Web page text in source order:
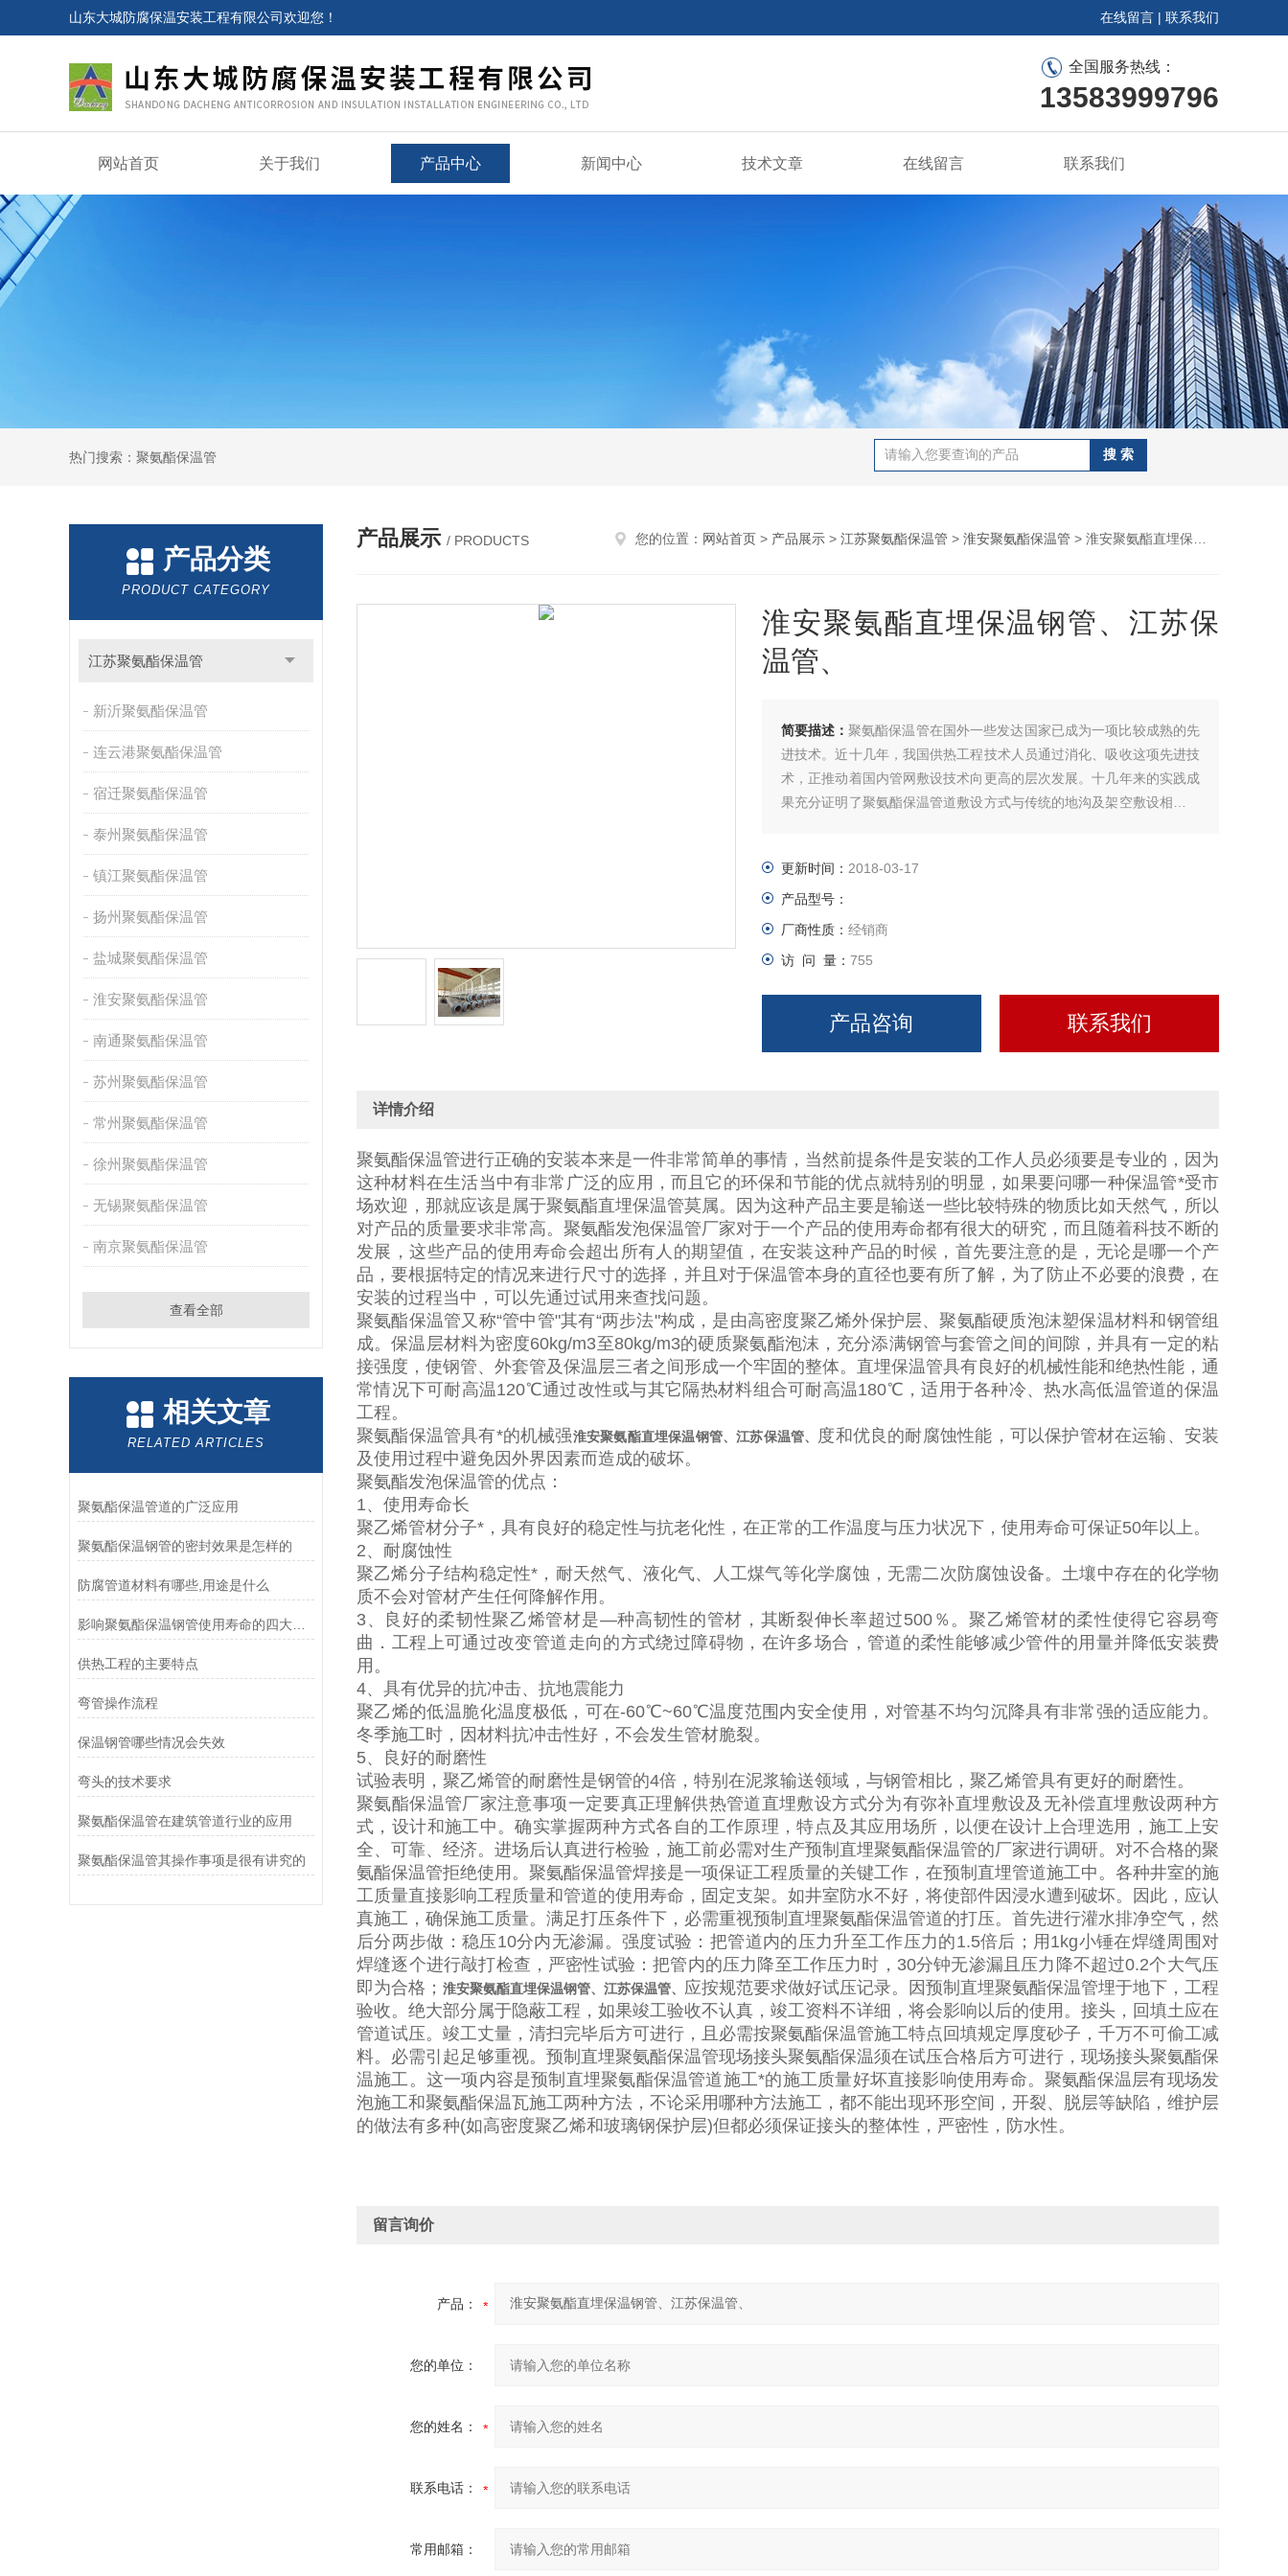
山东大城防腐保温安装工程有限公司欢迎您！ 在线留言 | 联系我们
全国服务热线：
13583999796
网站首页 关于我们 产品中心 新闻中心 技术文章 在线留言 联系我们
热门搜索：聚氨酯保温管
产品分类
PRODUCT CATEGORY
江苏聚氨酯保温管
新沂聚氨酯保温管
连云港聚氨酯保温管
宿迁聚氨酯保温管
泰州聚氨酯保温管
镇江聚氨酯保温管
扬州聚氨酯保温管
盐城聚氨酯保温管
淮安聚氨酯保温管
南通聚氨酯保温管
苏州聚氨酯保温管
常州聚氨酯保温管
徐州聚氨酯保温管
无锡聚氨酯保温管
南京聚氨酯保温管
查看全部
相关文章
RELATED ARTICLES
聚氨酯保温管道的广泛应用
聚氨酯保温钢管的密封效果是怎样的
防腐管道材料有哪些,用途是什么
供热工程的主要特点
弯管操作流程
保温钢管哪些情况会失效
弯头的技术要求
聚氨酯保温管在建筑管道行业的应用
聚氨酯保温管其操作事项是很有讲究的
产品展示 / PRODUCTS 您的位置： 网站首页 > 产品展示 > 江苏聚氨酯保温管 > 淮安聚氨酯保温管 > 淮安聚氨酯直埋保温钢管、江苏保温管、
淮安聚氨酯直埋保温钢管、江苏保
温管、
简要描述： 聚氨酯保温管在国外一些发达国家已成为一项比较成熟的先
进技术。近十几年，我国供热工程技术人员通过消化、吸收这项先进技
术，正推动着国内管网敷设技术向更高的层次发展。十几年来的实践成
果充分证明了聚氨酯保温管道敷设方式与传统的地沟及架空敷设相比，
更新时间： 2018-03-17
产品型号：
厂商性质： 经销商
访 问 量： 755
产品咨询 联系我们
详情介绍
聚氨酯保温管进行正确的安装本来是一件非常简单的事情，当然前提条件是安装的工作人员必须要是专业的，因为
这种材料在生活当中有非常广泛的应用，而且它的环保和节能的优点就特别的明显，如果要问哪一种保温管*受市
场欢迎，那就应该是属于聚氨酯直埋保温管莫属。因为这种产品主要是输送一些比较特殊的物质比如天然气，所以
对产品的质量要求非常高。聚氨酯发泡保温管厂家对于一个产品的使用寿命都有很大的研究，而且随着科技不断的
发展，这些产品的使用寿命会超出所有人的期望值，在安装这种产品的时候，首先要注意的是，无论是哪一个产
品，要根据特定的情况来进行尺寸的选择，并且对于保温管本身的直径也要有所了解，为了防止不必要的浪费，在
安装的过程当中，可以先通过试用来查找问题。
聚氨酯保温管又称“管中管"其有“两步法"构成，是由高密度聚乙烯外保护层、聚氨酯硬质泡沫塑保温材料和钢管组
成。保温层材料为密度60kg/m3至80kg/m3的硬质聚氨酯泡沫，充分添满钢管与套管之间的间隙，并具有一定的粘
接强度，使钢管、外套管及保温层三者之间形成一个牢固的整体。直埋保温管具有良好的机械性能和绝热性能，通
常情况下可耐高温120℃通过改性或与其它隔热材料组合可耐高温180℃，适用于各种冷、热水高低温管道的保温
工程。
聚氨酯保温管具有*的机械强淮安聚氨酯直埋保温钢管、江苏保温管、 度和优良的耐腐蚀性能，可以保护管材在运输、安装
及使用过程中避免因外界因素而造成的破坏。
聚氨酯发泡保温管的优点：
1、使用寿命长
聚乙烯管材分子*，具有良好的稳定性与抗老化性，在正常的工作温度与压力状况下，使用寿命可保证50年以上。
2、耐腐蚀性
聚乙烯分子结构稳定性*，耐天然气、液化气、人工煤气等化学腐蚀，无需二次防腐蚀设备。土壤中存在的化学物
质不会对管材产生任何降解作用。
3、良好的柔韧性聚乙烯管材是—种高韧性的管材，其断裂伸长率超过500 ％。聚乙烯管材的柔性使得它容易弯
曲．工程上可通过改变管道走向的方式绕过障碍物，在许多场合，管道的柔性能够减少管件的用量并降低安装费
用。
4、具有优异的抗冲击、抗地震能力
聚乙烯的低温脆化温度极低，可在-60℃~60℃温度范围内安全使用，对管基不均匀沉降具有非常强的适应能力。
冬季施工时，因材料抗冲击性好，不会发生管材脆裂。
5、良好的耐磨性
试验表明，聚乙烯管的耐磨性是钢管的4倍，特别在泥浆输送领域，与钢管相比，聚乙烯管具有更好的耐磨性。
聚氨酯保温管厂家注意事项一定要真正理解供热管道直埋敷设方式分为有弥补直埋敷设及无补偿直埋敷设两种方
式，设计和施工中。确实掌握两种方式各自的工作原理，特点及其应用场所，以便在设计上合理选用，施工上安
全、可靠、经济。进场后认真进行检验，施工前必需对生产预制直埋聚氨酯保温管的厂家进行调研。对不合格的聚
氨酯保温管拒绝使用。聚氨酯保温管焊接是一项保证工程质量的关键工作，在预制直埋管道施工中。各种井室的施
工质量直接影响工程质量和管道的使用寿命，固定支架。如井室防水不好，将使部件因浸水遭到破坏。因此，应认
真施工，确保施工质量。满足打压条件下，必需重视预制直埋聚氨酯保温管道的打压。首先进行灌水排净空气，然
后分两步做：稳压10分内无渗漏。强度试验：把管道内的压力升至工作压力的1.5倍后；用 1kg小锤在焊缝周围对
焊缝逐个进行敲打检查，严密性试验：把管内的压力降至工作压力时， 30分钟无渗漏且压力降不超过0.2个大气压
即为合格； 淮安聚氨酯直埋保温钢管、江苏保温管、 应按规范要求做好试压记录。因预制直埋聚氨酯保温管埋于地下，工程
验收。绝大部分属于隐蔽工程，如果竣工验收不认真，竣工资料不详细，将会影响以后的使用。接头，回填土应在
管道试压。竣工丈量，清扫完毕后方可进行，且必需按聚氨酯保温管施工特点回填规定厚度砂子，千万不可偷工减
料。必需引起足够重视。预制直埋聚氨酯保温管现场接头聚氨酯保温须在试压合格后方可进行，现场接头聚氨酯保
温施工。这一项内容是预制直埋聚氨酯保温管道施工*的施工质量好坏直接影响使用寿命。聚氨酯保温层有现场发
泡施工和聚氨酯保温瓦施工两种方法，不论采用哪种方法施工，都不能出现环形空间，开裂、脱层等缺陷，维护层
的做法有多种(如高密度聚乙烯和玻璃钢保护层)但都必须保证接头的整体性，严密性，防水性。
留言询价
产品：
您的单位：
您的姓名：
联系电话：
常用邮箱：